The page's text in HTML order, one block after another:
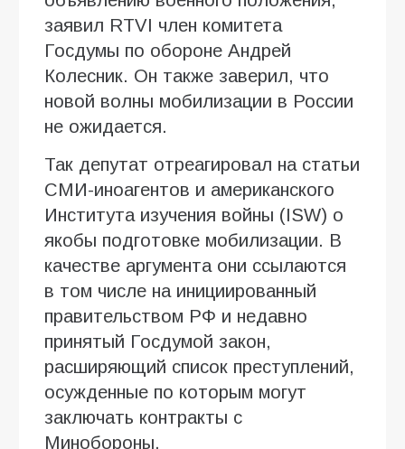
заявил RTVI член комитета
Госдумы по обороне Андрей
Колесник. Он также заверил, что
новой волны мобилизации в России
не ожидается.
Так депутат отреагировал на статьи
СМИ-иноагентов и американского
Института изучения войны (ISW) о
якобы подготовке мобилизации. В
качестве аргумента они ссылаются
в том числе на инициированный
правительством РФ и недавно
принятый Госдумой закон,
расширяющий список преступлений,
осужденные по которым могут
заключать контракты с
Минобороны.